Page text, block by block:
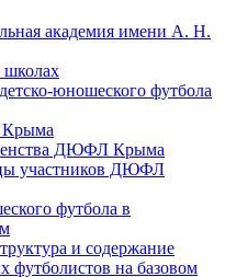
академия имени А. Н.
школах
юношеского футбола
ДЮФЛ Крыма
участников ДЮФЛ
футбола в
и содержание
футболистов на базовом